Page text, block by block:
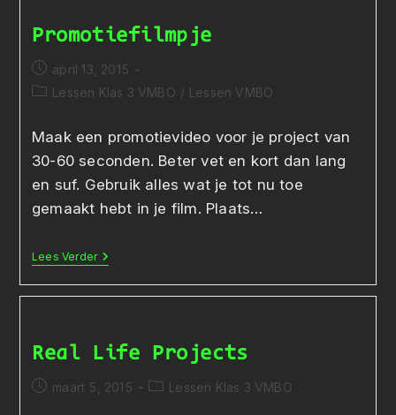
Promotiefilmpje
Bericht
gepubliceerd
april 13, 2015
Berichtcategorie:
Lessen Klas 3 VMBO / Lessen VMBO
Maak een promotievideo voor je project van
30-60 seconden. Beter vet en kort dan lang
en suf. Gebruik alles wat je tot nu toe
gemaakt hebt in je film. Plaats…
Lees VerderPromotiefilmpje
Real Life Projects
Berichtmaart 5, 2015 Berichtcategorie:
Lessen Klas 3 VMBO